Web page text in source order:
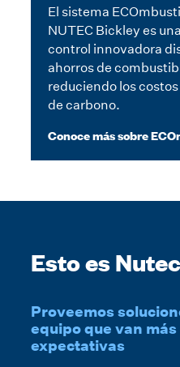
El sistema
NUTEC Bickley es
control innovadora
ahorros de
reduciendo los
de carbono.
Conoce más sobre
Esto es
Proveemos
equipo que van
expectativas